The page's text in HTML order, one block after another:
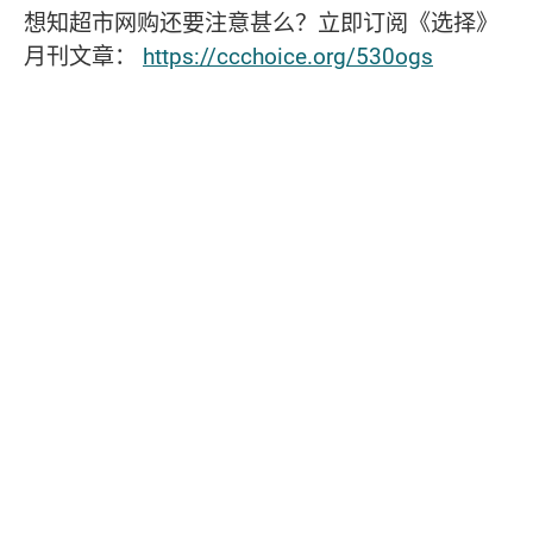
想知超市网购还要注意甚么？立即订阅《选择》
月刊文章： https://ccchoice.org/530ogs